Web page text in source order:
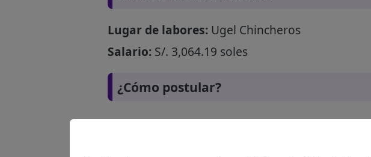
Lugar de labores:Ugel Chincheros
Salario:S/. 3,064.19 soles
¿Cómo postular?